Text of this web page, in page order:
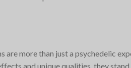
are more than just a psychedelic
and unique qualities, they